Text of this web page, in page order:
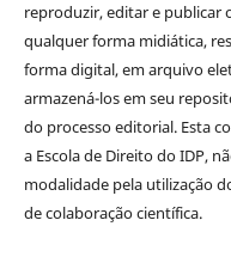
reproduzir, editar e publicar
qualquer forma midiática,
forma digital, em arquivo
armazená-los em seu
do processo editorial. Esta
a Escola de Direito do IDP,
modalidade pela utilização
de colaboração científica.